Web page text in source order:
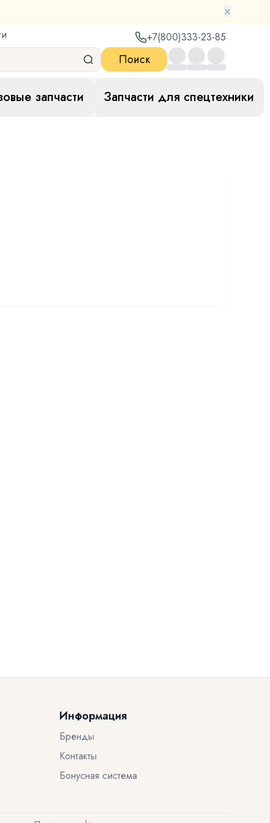
×
+7(800)333-23-85
Поиск
запчасти Запчасти для спецтехники
Информация
Бренды
Контакты
Бонусная система